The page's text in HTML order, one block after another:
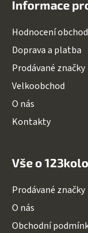
Informace
Hodnocení
Doprava a platba
Prodávané značky
Velkoobchod
O nás
Kontakty
Vše o
Prodávané značky
O nás
Obchodní